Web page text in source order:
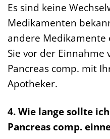
Es sind keine
Medikamenten
andere
Sie vor der Einnahme
Pancreas comp. mit
Apotheker.
4. Wie lange sollte
Pancreas comp.